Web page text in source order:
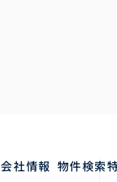
会社情報 物件検索